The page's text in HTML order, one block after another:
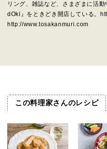
リング、雑誌など、さまざまに活
dOki』をときどき開店している。
http://www.tosakanmuri.com
この料理家さんのレシピ